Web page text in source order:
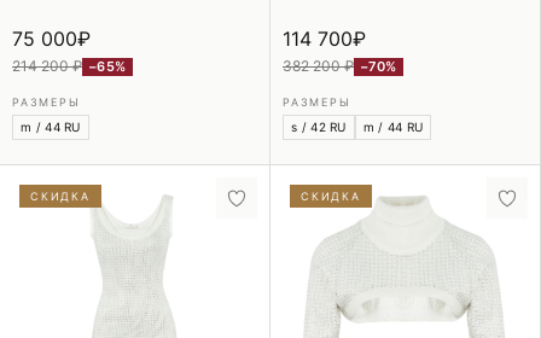
75 000₽
214 200 ₽ −65%
РАЗМЕРЫ
m / 44 RU
114 700₽
382 200 ₽ −70%
РАЗМЕРЫ
s / 42 RU m / 44 RU
СКИДКА СКИДКА